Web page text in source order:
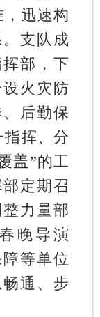
，迅速构
支队成
部，下
火灾防
后勤保
指挥、分
盖”的工
定期召
力量部
晚导演
等单位
通、步